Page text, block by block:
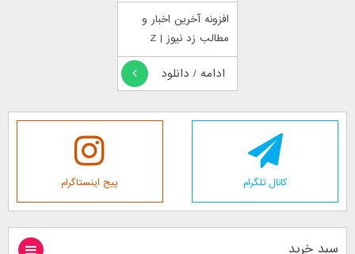
افزونه آخرین اخبار و
مطالب زد نیوز | Z
News
ادامه / دانلود
کانال تلگرام پیج اینستاگرام
سبد خرید